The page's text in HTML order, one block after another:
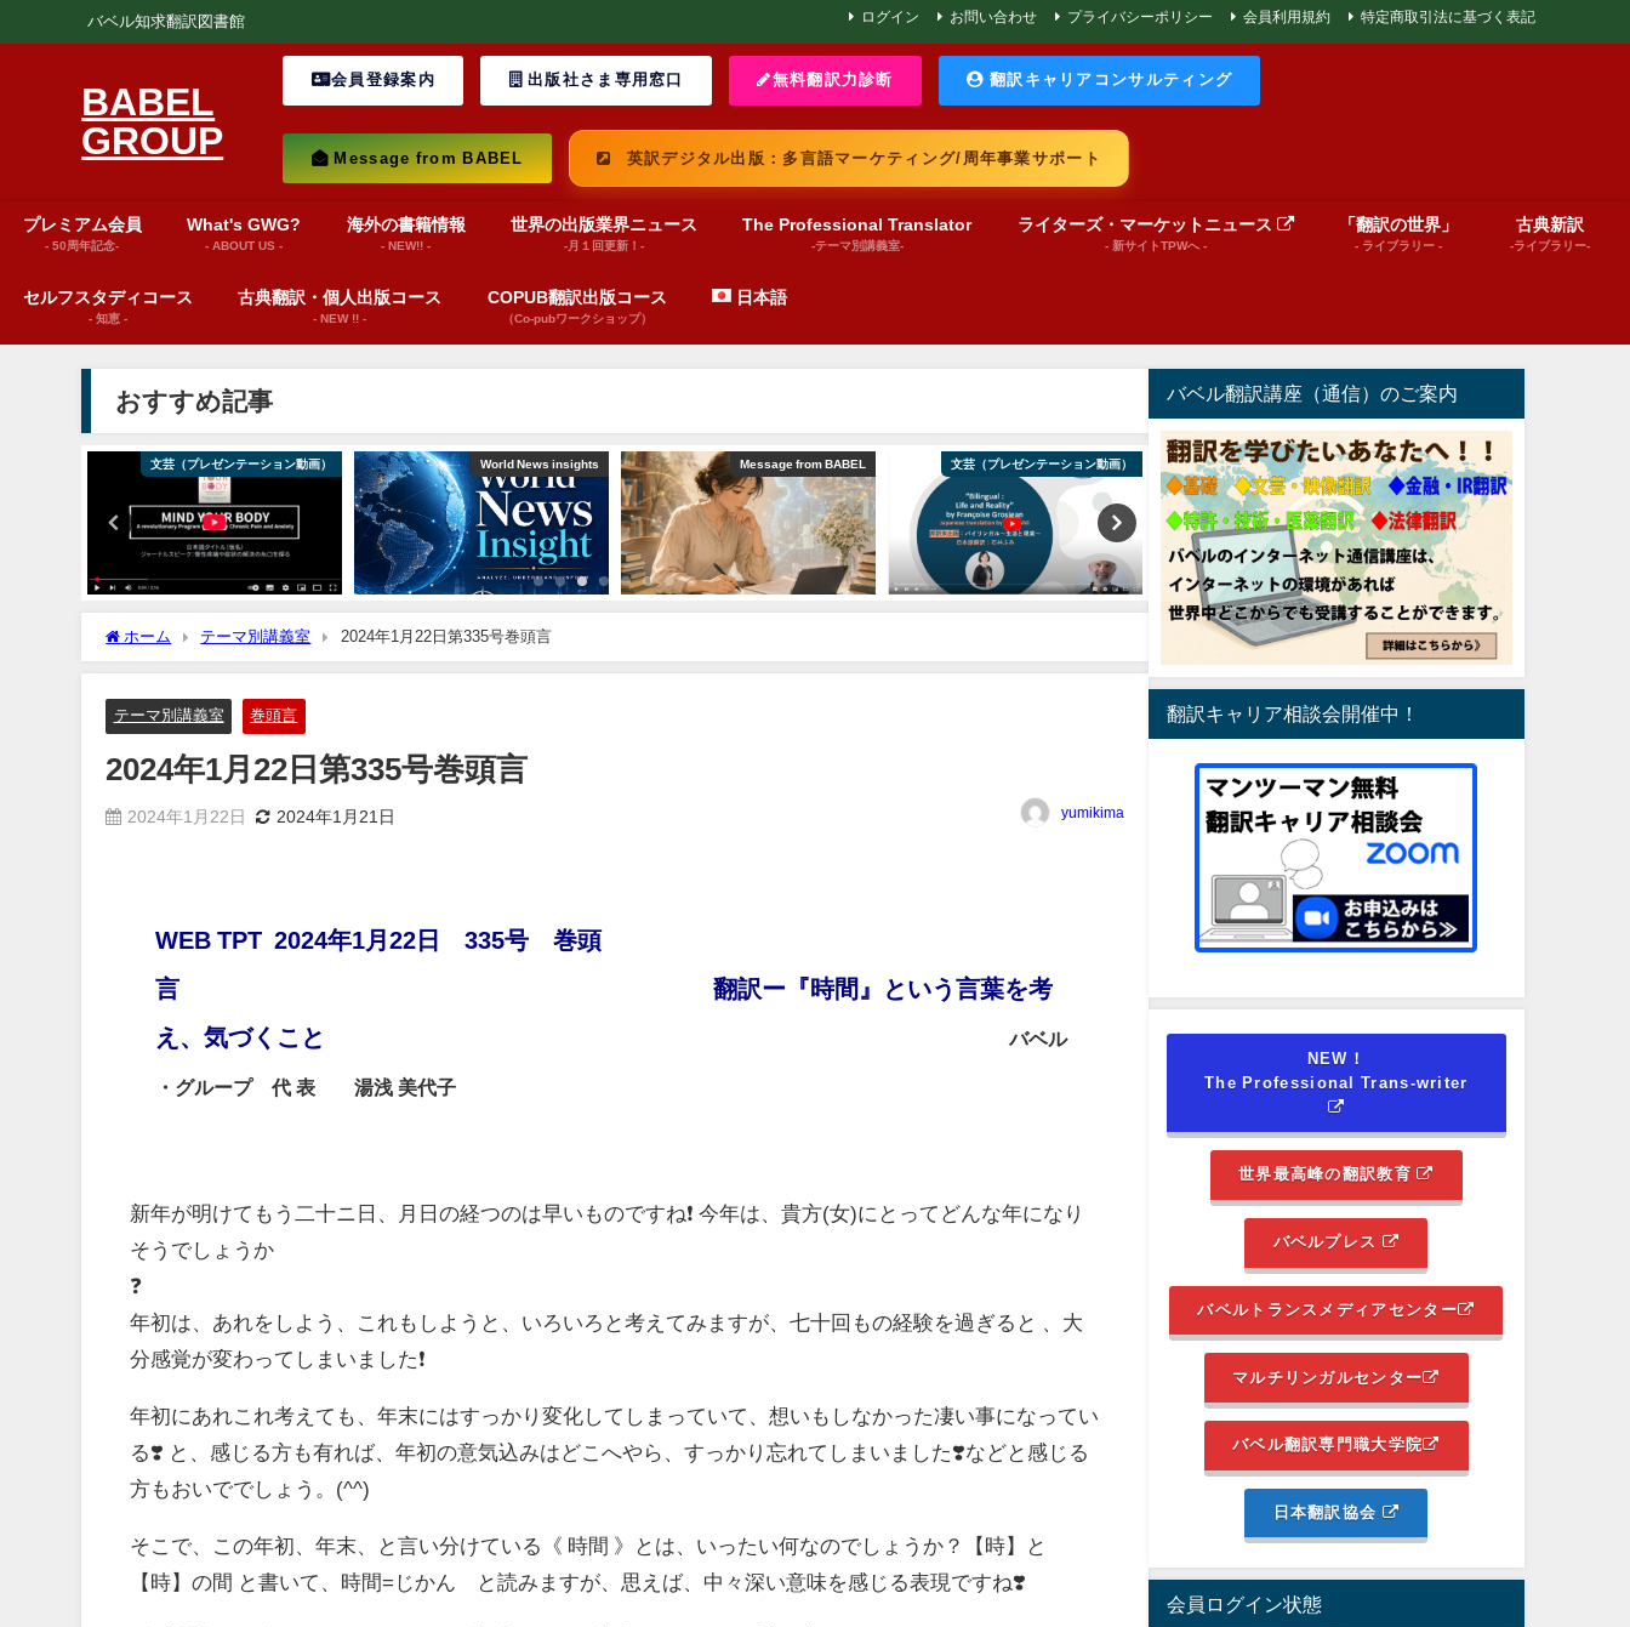
バベル知求翻訳図書館 ログイン お問い合わせ プライバシーポリシー 会員利用規約 特定商取引法に基づく表記
BABEL
GROUP
会員登録案内 出版社さま専用窓口 無料翻訳力診断 翻訳キャリアコンサルティング
Message from BABEL 英訳デジタル出版：多言語マーケティング/周年事業サポート
プレミアム会員
- 50周年記念-
What's GWG?
- ABOUT US -
海外の書籍情報
- NEW!! -
世界の出版業界ニュース
-月１回更新！-
The Professional Translator
-テーマ別講義室-
ライターズ・マーケットニュース
- 新サイトTPWへ -
「翻訳の世界」
- ライブラリー -
古典新訳
-ライブラリー-
セルフスタディコース
- 知恵 -
古典翻訳・個人出版コース
- NEW !! -
COPUB翻訳出版コース
（Co-pubワークショップ）
日本語
おすすめ記事
文芸（プレゼンテーション動画） World News insights Message from BABEL 文芸（プレゼンテーション動画） World News insights 文芸（プレゼンテーショ
ホーム テーマ別講義室 2024年1月22日第335号巻頭言
テーマ別講義室 巻頭言
2024年1月22日第335号巻頭言
2024年1月22日 2024年1月21日 yumikima
WEB TPT 2024年1月22日 335号 巻頭
言 翻訳ー『時間』という言葉を考
え、気づくこと
バベル
・グループ 代 表 湯浅 美代子
新年が明けてもう二十ニ日、月日の経つのは早いものですね❗️ 今年は、貴方(女)にとってどんな年になり
そうでしょうか
❓
年初は、あれをしよう、これもしようと、いろいろと考えてみますが、七十回もの経験を過ぎると 、大
分感覚が変わってしまいました❗️
年初にあれこれ考えても、年末にはすっかり変化してしまっていて、想いもしなかった凄い事になってい
る❣️ と、感じる方も有れば、年初の意気込みはどこへやら、すっかり忘れてしまいました❣️などと感じる
方もおいででしょう。 (^^)
そこで、この年初、年末、と言い分けている《 時間 》とは、いったい何なのでしょうか？【時】と
【時】の間 と書いて、時間= じかん と読みますが、思えば、中々深い意味を感じる表現ですね❣️
バベル翻訳講座（通信）のご案内
翻訳キャリア相談会開催中！
NEW！
The Professional Trans-writer
世界最高峰の翻訳教育
バベルプレス
バベルトランスメディアセンター
マルチリンガルセンター
バベル翻訳専門職大学院
日本翻訳協会
会員ログイン状態